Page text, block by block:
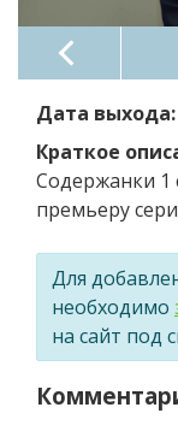
Дата выхода:
Краткое
Содержанки 1
премьеру
Для
необходимо
на сайт под